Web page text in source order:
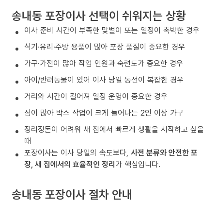
송내동 포장이사 선택이 쉬워지는 상황
이사 준비 시간이 부족한 맞벌이 또는 일정이 촉박한 경우
식기·유리·주방 용품이 많아 포장 품질이 중요한 경우
가구·가전이 많아 작업 인원과 숙련도가 중요한 경우
아이/반려동물이 있어 이사 당일 동선이 복잡한 경우
거리와 시간이 길어져 일정 운영이 중요한 경우
짐이 많아 박스 작업이 크게 늘어나는 2인 이상 가구
정리정돈이 어려워 새 집에서 빠르게 생활을 시작하고 싶을
때
포장이사는 이사 당일의 속도보다, 사전 분류와 안전한 포
장, 새 집에서의 효율적인 정리가 핵심입니다.
송내동 포장이사 절차 안내